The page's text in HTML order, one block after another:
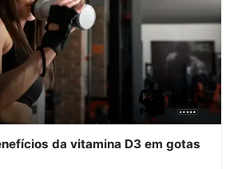
da vitamina D3 em gotas